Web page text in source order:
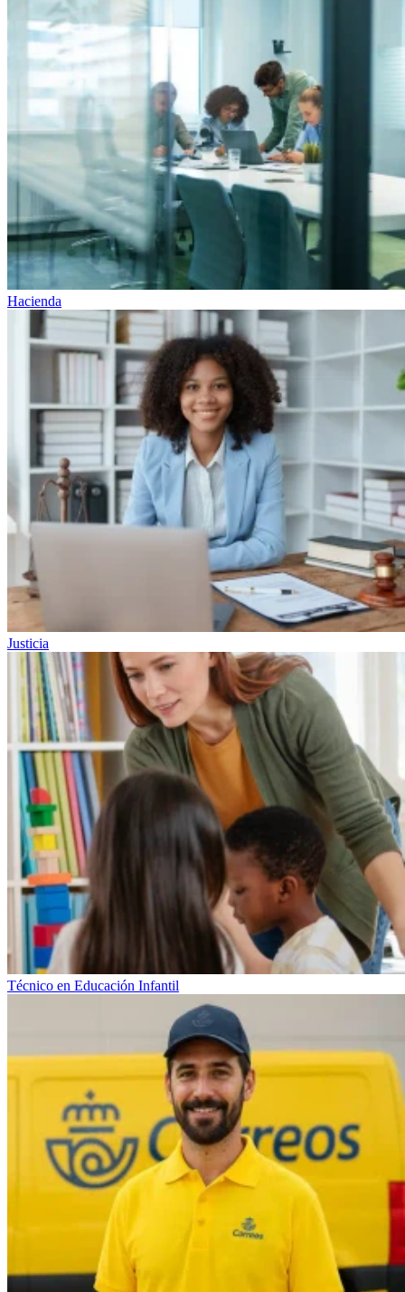
Hacienda
Justicia
Técnico en Educación Infantil